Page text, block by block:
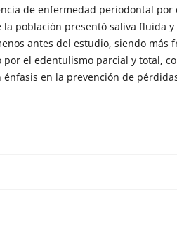
de enfermedad periodontal por
la población presentó saliva fluida
antes del estudio, siendo
por el edentulismo parcial y total,
énfasis en la prevención de